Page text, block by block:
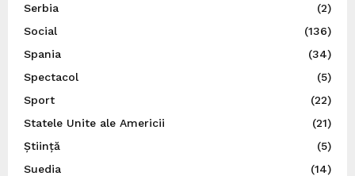
Serbia
(2)
Social
(136)
Spania
(34)
Spectacol
(5)
Sport
(22)
Statele Unite ale Americii
(21)
Știință
(5)
Suedia
(14)